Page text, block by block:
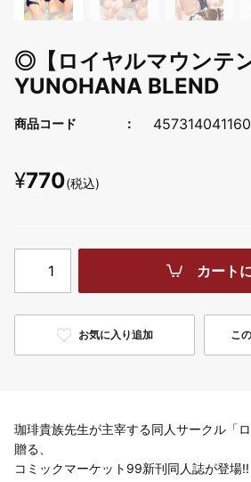
◎【ロイヤルマウンテ
YUNOHANA BLEND
商品コード
¥770(税込)
カート
お気に入り追加 こ
珈琲貴族先生が主宰する同人サークル「
贈る、
コミックマーケット99新刊同人誌が登場!!